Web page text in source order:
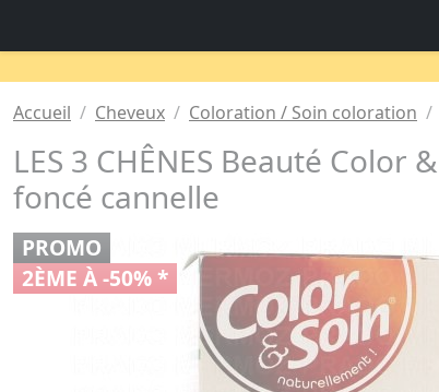
Accueil Cheveux Coloration / Soin coloration
LES 3 CHÊNES Beauté
foncé cannelle
PROMO
2ÈME À -50% *